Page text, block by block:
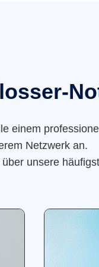
einem
Netzwerk an.
unsere